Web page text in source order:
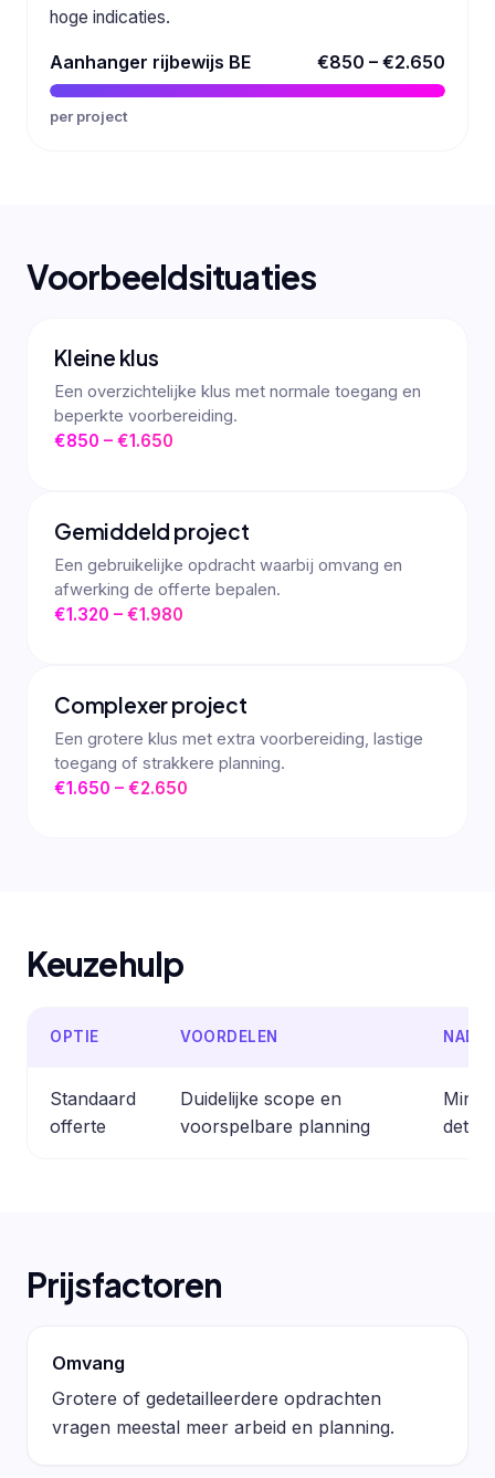
hoge indicaties.
Aanhanger rijbewijs BE €850 – €2.650
per project
Voorbeeldsituaties
Kleine klus
Een overzichtelijke klus met normale toegang en
beperkte voorbereiding.
€850 – €1.650
Gemiddeld project
Een gebruikelijke opdracht waarbij omvang en
afwerking de offerte bepalen.
€1.320 – €1.980
Complexer project
Een grotere klus met extra voorbereiding, lastige
toegang of strakkere planning.
€1.650 – €2.650
Keuzehulp
OPTIE VOORDELEN
Standaard
offerte
Duidelijke scope en
voorspelbare planning
Prijsfactoren
Omvang
Grotere of gedetailleerdere opdrachten
vragen meestal meer arbeid en planning.